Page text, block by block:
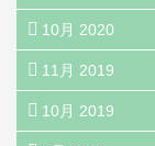
10月 2020
11月 2019
10月 2019